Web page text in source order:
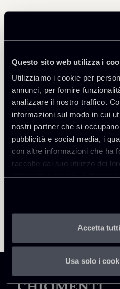
Questo sito web utilizza i
Utilizziamo i cookie per
annunci, per fornire
analizzare il nostro traffico.
informazioni sul modo in cui
nostri partner che si
pubblicità e social media, i
con altre informazioni che ha
raccolto dal suo utilizzo dei
informativa privacy è
Accetta
Usa solo i
Torna
Marco Di
SEDI
Roma